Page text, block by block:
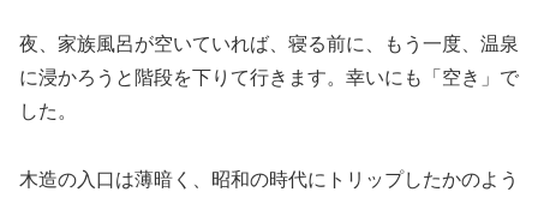
夜、家族風呂が空いていれば、寝る前に、もう一度、温泉
に浸かろうと階段を下りて行きます。幸いにも「空き」で
した。
木造の入口は薄暗く、昭和の時代にトリップしたかのよう